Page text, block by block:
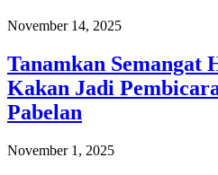
November 14, 2025
Tanamkan
Kakan Jadi
Pabelan
November 1, 2025